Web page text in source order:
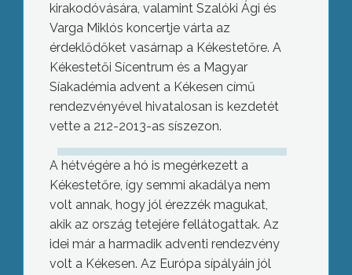
kirakodóvására, valamint Szalóki Ági és
Varga Miklós koncertje várta az
érdeklődőket vasárnap a Kékestetőre. A
Kékestetői Sícentrum és a Magyar
Síakadémia advent a Kékesen című
rendezvényével hivatalosan is kezdetét
vette a 212-2013-as síszezon.
A hétvégére a hó is megérkezett a
Kékestetőre, így semmi akadálya nem
volt annak, hogy jól érezzék magukat,
akik az ország tetejére fellátogattak. Az
idei már a harmadik adventi rendezvény
volt a Kékesen. Az Európa sípályáin jól